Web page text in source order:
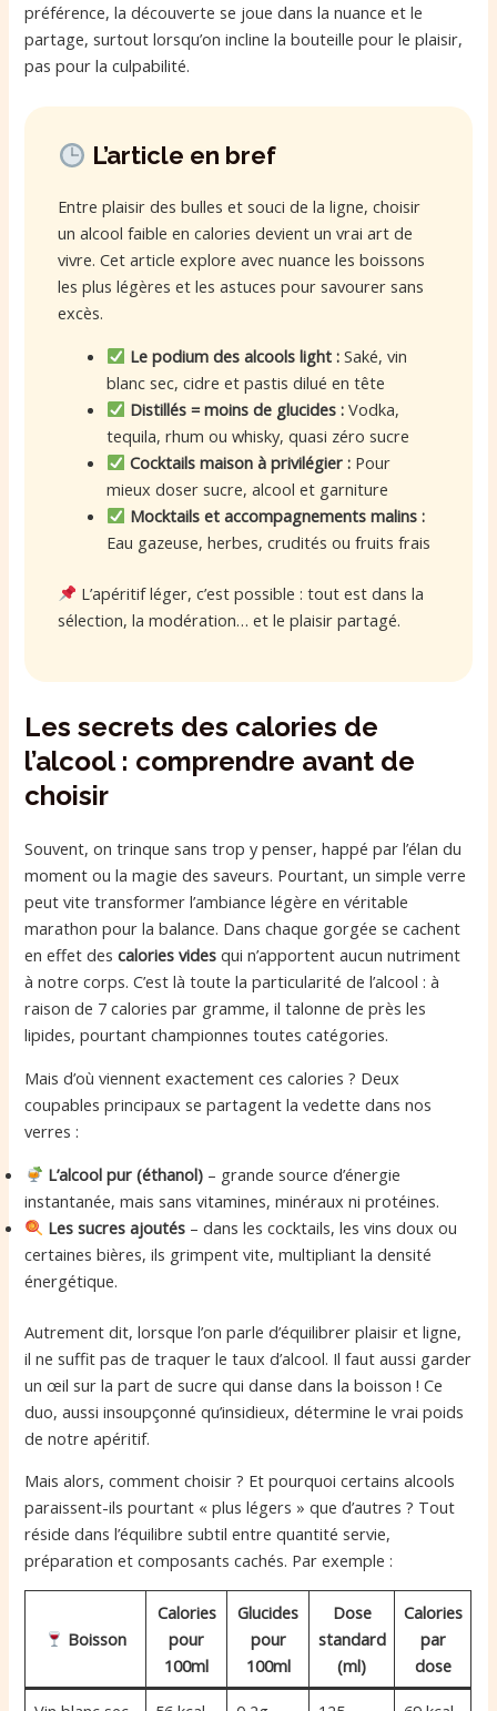
préférence, la découverte se joue dans la nuance et le
partage, surtout lorsqu’on incline la bouteille pour le plaisir,
pas pour la culpabilité.
L’article en bref
Entre plaisir des bulles et souci de la ligne, choisir
un alcool faible en calories devient un vrai art de
vivre. Cet article explore avec nuance les boissons
les plus légères et les astuces pour savourer sans
excès.
Le podium des alcools light :Saké, vin
blanc sec, cidre et pastis dilué en tête
Distillés = moins de glucides :Vodka,
tequila, rhum ou whisky, quasi zéro sucre
Cocktails maison à privilégier :Pour
mieux doser sucre, alcool et garniture
Mocktails et accompagnements malins :
Eau gazeuse, herbes, crudités ou fruits frais
L’apéritif léger, c’est possible : tout est dans la
sélection, la modération… et le plaisir partagé.
Les secrets des calories de
l’alcool : comprendre avant de
choisir
Souvent, on trinque sans trop y penser, happé par l’élan du
moment ou la magie des saveurs. Pourtant, un simple verre
peut vite transformer l’ambiance légère en véritable
marathon pour la balance. Dans chaque gorgée se cachent
en effet descalories vides qui n’apportent aucun nutriment
à notre corps. C’est là toute la particularité de l’alcool : à
raison de 7 calories par gramme, il talonne de près les
lipides, pourtant championnes toutes catégories.
Mais d’où viennent exactement ces calories ? Deux
coupables principaux se partagent la vedette dans nos
verres :
L’alcool pur (éthanol) – grande source d’énergie
instantanée, mais sans vitamines, minéraux ni protéines.
Les sucres ajoutés – dans les cocktails, les vins doux ou
certaines bières, ils grimpent vite, multipliant la densité
énergétique.
Autrement dit, lorsque l’on parle d’équilibrer plaisir et ligne,
il ne suffit pas de traquer le taux d’alcool. Il faut aussi garder
un œil sur la part de sucre qui danse dans la boisson ! Ce
duo, aussi insoupçonné qu’insidieux, détermine le vrai poids
de notre apéritif.
Mais alors, comment choisir ? Et pourquoi certains alcools
paraissent-ils pourtant « plus légers » que d’autres ? Tout
réside dans l’équilibre subtil entre quantité servie,
préparation et composants cachés. Par exemple :
Boisson
Calories
pour
100ml
Glucides
pour
100ml
Dose
standard
(ml)
Calories
par
dose